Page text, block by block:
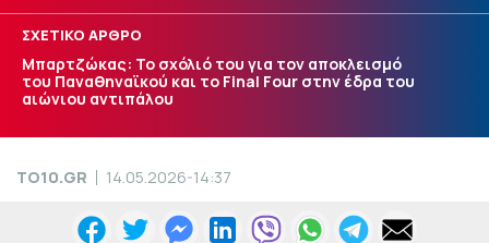
ΣΧΕΤΙΚΟ ΑΡΘΡΟ
Μπαρτζώκας: Το σχόλιό του για τον αποκλεισμό
του Παναθηναϊκού και το Final Four στην έδρα του
αιώνιου αντιπάλου
TO10.GR 14.05.2026-14:37